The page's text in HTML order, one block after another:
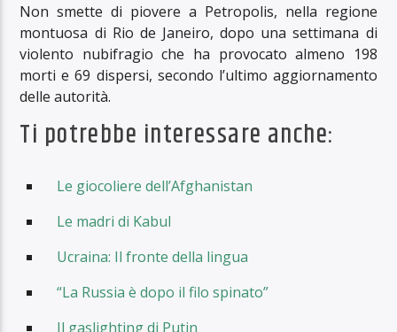
Non smette di piovere a Petropolis, nella regione
montuosa di Rio de Janeiro, dopo una settimana di
violento nubifragio che ha provocato almeno 198
morti e 69 dispersi, secondo l’ultimo aggiornamento
delle autorità.
Ti potrebbe interessare anche:
Le giocoliere dell’Afghanistan
Le madri di Kabul
Ucraina: Il fronte della lingua
“La Russia è dopo il filo spinato”
Il gaslighting di Putin